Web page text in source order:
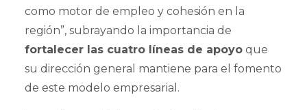
como motor de empleo y cohesión en la
región”, subrayando la importancia de
fortalecer las cuatro líneas de apoyoque
su dirección general mantiene para el fomento
de este modelo empresarial.